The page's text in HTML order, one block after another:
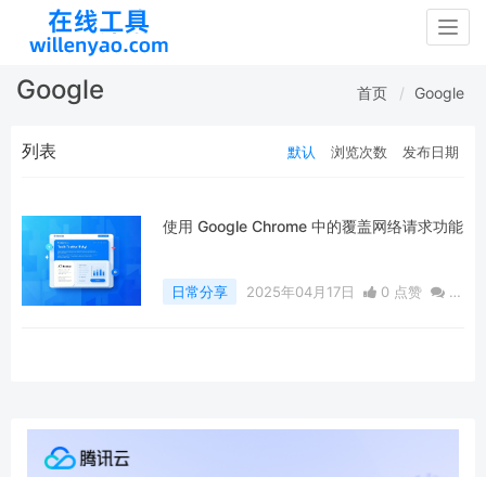
Google 首页 Google
列表 默认 浏览次数 发布日期
使用 Google Chrome 中的覆盖网络请求功能
日常分享 2025年04月17日 0 点赞
0